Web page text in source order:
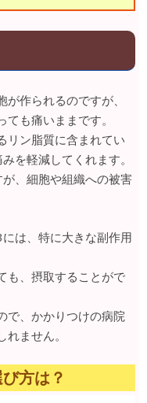
作られるのですが、
も痛いままです。
リン脂質に含まれてい
を軽減してくれます。
、細胞や組織への被害
は、特に大きな副作用
も、摂取することがで
で、かかりつけの病院
ません。
方は？